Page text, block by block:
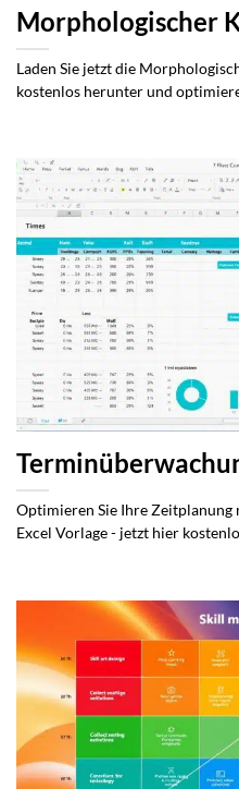
Morphologischer
Laden Sie jetzt die
kostenlos herunter und
Optimieren Sie Ihre
Excel Vorlage - jetzt hier